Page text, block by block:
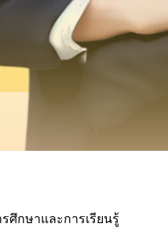
กษาและการเรียนรู้